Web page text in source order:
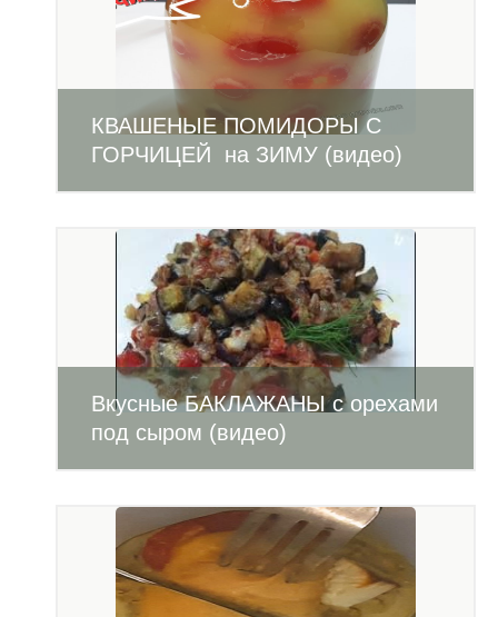
КВАШЕНЫЕ ПОМИДОРЫ С
ГОРЧИЦЕЙ на ЗИМУ (видео)
Вкусные БАКЛАЖАНЫ с орехами
под сыром (видео)